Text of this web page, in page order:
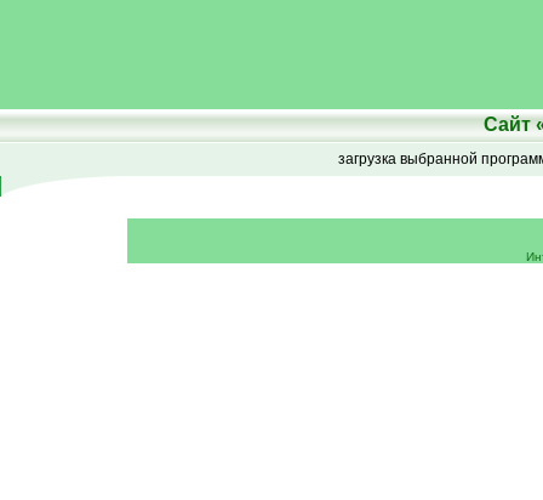
Сайт
загрузка выбранной